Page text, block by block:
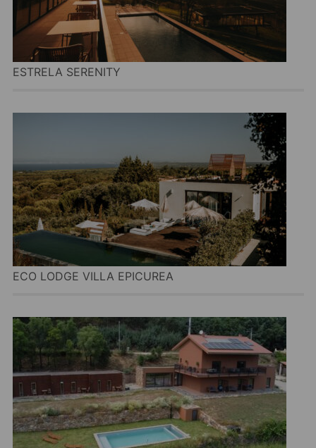
ESTRELA SERENITY
ECO LODGE VILLA EPICUREA